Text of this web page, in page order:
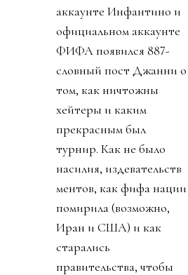
аккаунте Инфантино и
официальном аккаунте
ФИФА появился 887-
словный пост Джанни о
том, как ничтожны
хейтеры и каким
прекрасным был
турнир. Как не было
насилия, издевательств
ментов, как фифа нации
помирила (возможно,
Иран и США) и как
старались
правительства, чтобы